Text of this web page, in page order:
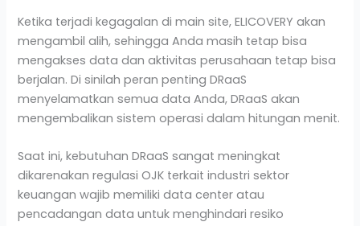
Ketika terjadi kegagalan di main site, ELICOVERY akan
mengambil alih, sehingga Anda masih tetap bisa
mengakses data dan aktivitas perusahaan tetap bisa
berjalan. Di sinilah peran penting DRaaS
menyelamatkan semua data Anda, DRaaS akan
mengembalikan sistem operasi dalam hitungan menit.
Saat ini, kebutuhan DRaaS sangat meningkat
dikarenakan regulasi OJK terkait industri sektor
keuangan wajib memiliki data center atau
pencadangan data untuk menghindari resiko